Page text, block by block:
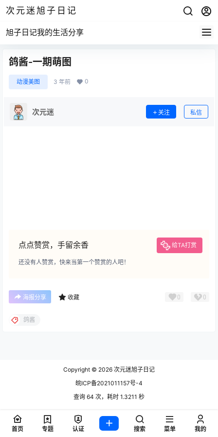
次元迷旭子日记
旭子日记我的生活分享
鸽酱-一期萌图
动漫美图 3 年前 0
次元迷 关注 私信
点点赞赏，手留余香 给TA打赏
还没有人赞赏，快来当第一个赞赏的人吧！
海报分享 收藏 0 0
鸽酱
Copyright © 2026 次元迷旭子日记
皖ICP备2021011157号-4
查询 64 次，耗时 1.3211 秒
首页 专题 认证 搜索 菜单 我的